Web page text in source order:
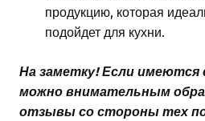
продукцию, которая
подойдет для кухни.
На заметку! Если имеются
можно внимательным
отзывы со стороны тех